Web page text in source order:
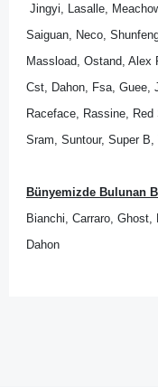
Jingyi, Lasalle,
Saiguan, Neco,
Massload, Ostand,
Cst, Dahon, Fsa, Guee,
Raceface, Rassine,
Sram, Suntour, Super
Bünyemizde Bulunan
Bianchi, Carraro,
Dahon